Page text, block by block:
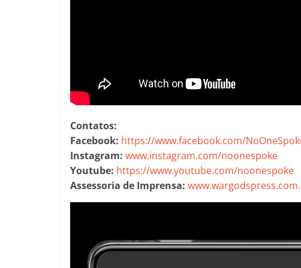
Contatos:
Facebook: https://www.facebook.com/
Instagram: www.instagram.com/noonespoke
Youtube: https://www.youtube.com/noonespoke
Assessoria de Imprensa: